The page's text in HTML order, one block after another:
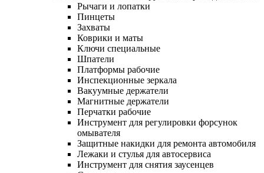
Рычаги и лопатки
Пинцеты
Захваты
Коврики и маты
Ключи специальные
Шпатели
Платформы рабочие
Инспекционные зеркала
Вакуумные держатели
Магнитные держатели
Перчатки рабочие
Инструмент для регулировки форсунок
омывателя
Защитные накидки для ремонта автомобиля
Лежаки и стулья для автосервиса
Инструмент для снятия заусенцев